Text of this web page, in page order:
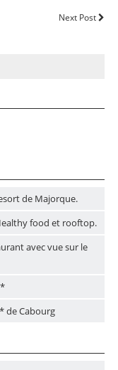
Next Post
de Majorque.
food et rooftop.
avec vue sur le
de Cabourg